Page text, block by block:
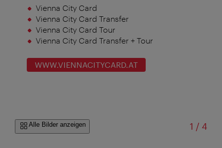
Vienna City Card
Vienna City Card Transfer
Vienna City Card Tour
Vienna City Card Transfer + Tour
WWW.VIENNACITYCARD.AT
Alle Bilder anzeigen 1 /von
4